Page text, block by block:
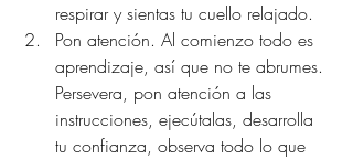
respirar y sientas tu cuello relajado.
Pon atención. Al comienzo todo es
aprendizaje, así que no te abrumes.
Persevera, pon atención a las
instrucciones, ejecútalas, desarrolla
tu confianza, observa todo lo que